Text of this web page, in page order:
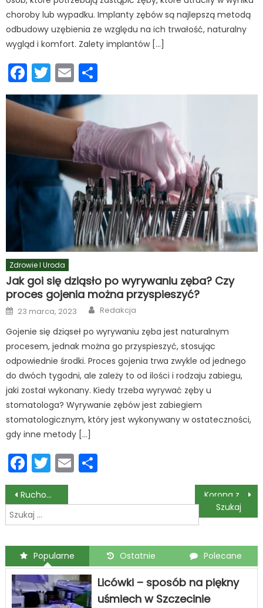
choroby lub wypadku. Implanty zębów są najlepszą metodą
odbudowy uzębienia ze względu na ich trwałość, naturalny
wygląd i komfort. Zalety implantów […]
Facebook
Twitter
Email
się
Zdrowie I Uroda
Jak goi się dziąsło po wyrywaniu zęba? Czy
proces gojenia można przyspieszyć?
Posted
on
23 marca, 2023 Author
Redakcja
Gojenie się dziąseł po wyrywaniu zęba jest naturalnym
procesem, jednak można go przyspieszyć, stosując
odpowiednie środki. Proces gojenia trwa zwykle od jednego
do dwóch tygodni, ale zależy to od ilości i rodzaju zabiegu,
jaki został wykonany. Kiedy trzeba wyrywać zęby u
stomatologa? Wyrywanie zębów jest zabiegiem
stomatologicznym, który jest wykonywany w ostateczności,
gdy inne metody […]
Facebook
Twitter
Email
Nawigacja
wpisu
Ruchome protezy zębowe – ile trwa przyzwyczajanie się do nowej protezy?
Szukaj:
Popularne Ostatnie Polecane
Licówki – sposób na piękny
uśmiech w Szczecinie